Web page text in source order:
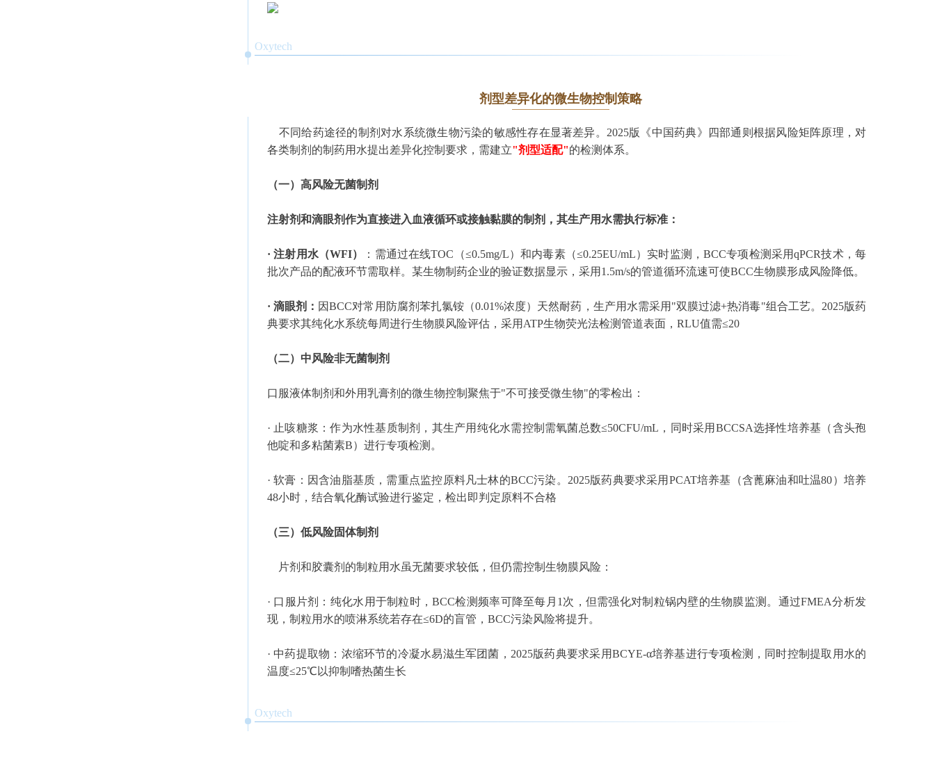
Oxytech
剂型差异化的微生物控制策略
不同给药途径的制剂对水系统微生物污染的敏感性存在显著差异。2025版《中国药典》四部通则根据风险矩阵原理，对
各类制剂的制药用水提出差异化控制要求，需建立"剂型适配"的检测体系。
（一）高风险无菌制剂
注射剂和滴眼剂作为直接进入血液循环或接触黏膜的制剂，其生产用水需执行标准：
· 注射用水（WFI）
：需通过在线TOC（≤0.5mg/L）和内毒素（≤0.25EU/mL）实时监测，BCC专项检测采用qPCR技术，每
批次产品的配液环节需取样。某生物制药企业的验证数据显示，采用1.5m/s的管道循环流速可使BCC生物膜形成风险降低。
· 滴眼剂： 因BCC对常用防腐剂苯扎氯铵（0.01%浓度）天然耐药，生产用水需采用"双膜过滤+热消毒"组合工艺。2025版药
典要求其纯化水系统每周进行生物膜风险评估，采用ATP生物荧光法检测管道表面，RLU值需≤20
（二）中风险非无菌制剂
口服液体制剂和外用乳膏剂的微生物控制聚焦于"不可接受微生物"的零检出：
· 止咳糖浆：作为水性基质制剂，其生产用纯化水需控制需氧菌总数≤50CFU/mL，同时采用BCCSA选择性培养基（含头孢
他啶和多粘菌素B）进行专项检测。
· 软膏：因含油脂基质，需重点监控原料凡士林的BCC污染。2025版药典要求采用PCAT培养基（含蓖麻油和吐温80）培养
48小时，结合氧化酶试验进行鉴定，检出即判定原料不合格
（三）低风险固体制剂
片剂和胶囊剂的制粒用水虽无菌要求较低，但仍需控制生物膜风险：
· 口服片剂：纯化水用于制粒时，BCC检测频率可降至每月1次，但需强化对制粒锅内壁的生物膜监测。通过FMEA分析发
现，制粒用水的喷淋系统若存在≤6D的盲管，BCC污染风险将提升。
· 中药提取物：浓缩环节的冷凝水易滋生军团菌，2025版药典要求采用BCYE-α培养基进行专项检测，同时控制提取用水的
温度≤25℃以抑制嗜热菌生长
Oxytech